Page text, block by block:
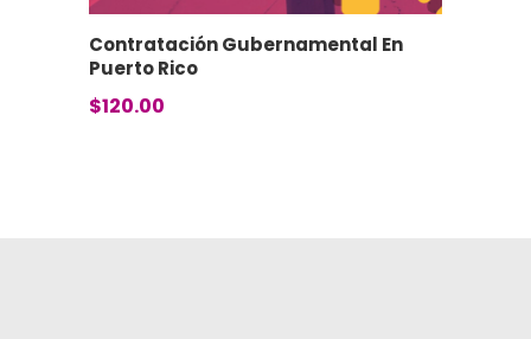
Contratación Gubernamental En
Puerto Rico
$120.00